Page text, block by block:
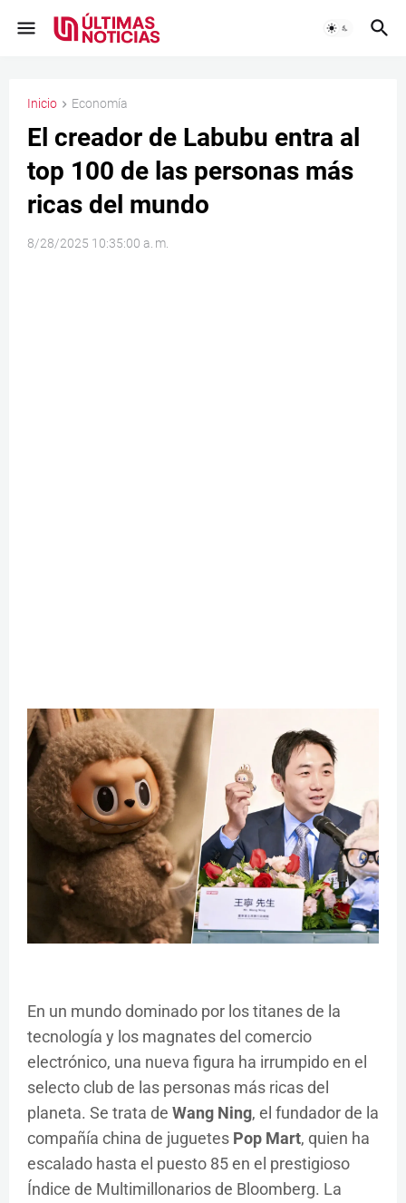
Inicio Economía
El creador de Labubu entra al
top 100 de las personas más
ricas del mundo
8/28/2025 10:35:00 a. m.
En un mundo dominado por los titanes de la
tecnología y los magnates del comercio
electrónico, una nueva figura ha irrumpido en el
selecto club de las personas más ricas del
planeta. Se trata de Wang Ning, el fundador de la
compañía china de juguetes Pop Mart, quien ha
escalado hasta el puesto 85 en el prestigioso
Índice de Multimillonarios de Bloomberg. La